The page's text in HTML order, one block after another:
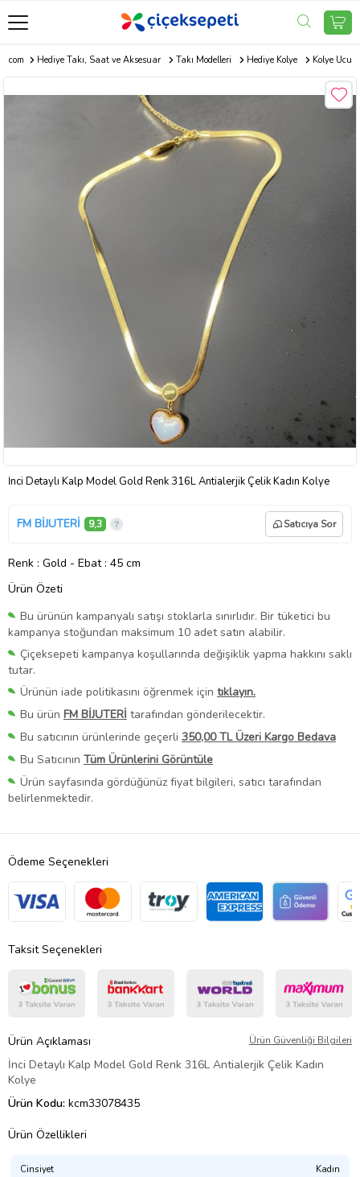
Hediye Takı, Saat ve Aksesuar Takı Modelleri Hediye Kolye Kolye Ucu
İnci Detaylı Kalp Model Gold Renk 316L Antialerjik Çelik Kadın Kolye
FM BİJUTERİ 9,3 Satıcıya Sor
Renk : Gold - Ebat : 45 cm
Ürün Özeti
Bu ürünün kampanyalı satışı stoklarla sınırlıdır. Bir tüketici bu
kampanya stoğundan maksimum 10 adet satın alabilir.
Çiçeksepeti kampanya koşullarında değişiklik yapma hakkını saklı
tutar.
Ürünün iade politikasını öğrenmek için tıklayın.
Bu ürün FM BİJUTERİ tarafından gönderilecektir.
Bu satıcının ürünlerinde geçerli 350,00 TL Üzeri Kargo Bedava
Bu Satıcının Tüm Ürünlerini Görüntüle
Ürün sayfasında gördüğünüz fiyat bilgileri, satıcı tarafından
belirlenmektedir.
Ödeme Seçenekleri
Taksit Seçenekleri
Ürün Açıklaması Ürün Güvenliği Bilgileri
İnci Detaylı Kalp Model Gold Renk 316L Antialerjik Çelik Kadın
Kolye
Ürün Kodu: kcm33078435
Ürün Özellikleri
Cinsiyet Kadın